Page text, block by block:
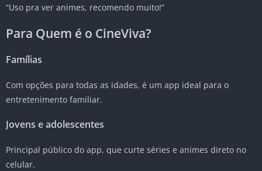
“Uso pra ver animes, recomendo muito!”
Para Quem é o CineViva?
Famílias
Com opções para todas as idades, é um app ideal para o
entretenimento familiar.
Jovens e adolescentes
Principal público do app, que curte séries e animes direto no
celular.